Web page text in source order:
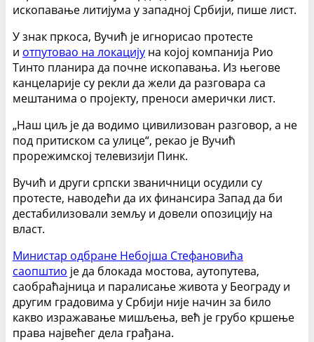
ископавање литијума у западној Србији, пише лист.
У знак пркоса, Вучић је игнорисао протесте
и отпутовао на локацију на којој ​​компанија Рио
Тинто планира да почне ископавања. Из његове
канцеларије су рекли да жели да разговара са
мештанима о пројекту, преноси амерички лист.
„Наш циљ је да водимо цивилизован разговор, а не
под притиском са улице“, рекао је Вучић
прорежимској телевизији Пинк.
Вучић и други српски званичници осудили су
протесте, наводећи да их финансира Запад да би
дестабилизовали земљу и довели опозицију на
власт.
Министар одбране Небојша Стефановића
саопштио је да блокада мостова, аутопутева,
саобраћајница и паралисање живота у Београду и
другим градовима у Србији није начин за било
какво изражавање мишљења, већ је грубо кршење
права највећег дела грађана.